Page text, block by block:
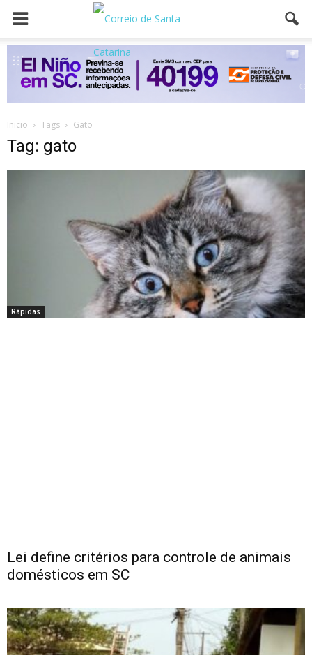
Inicio Tags Gato
Tag: gato
Rápidas
Lei define critérios para controle de animais
domésticos em SC